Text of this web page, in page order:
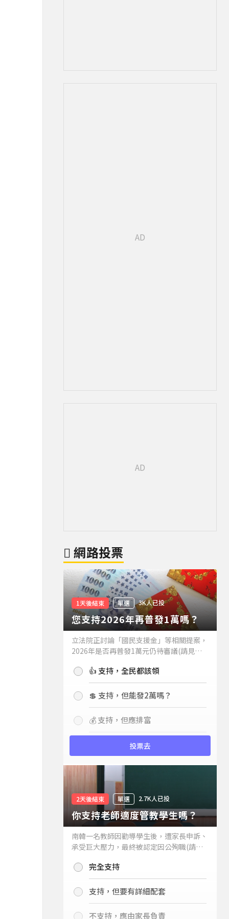
網路投票
1天後結束 單選 3K人已投
您支持2026年再普發1萬嗎？
立法院正討論「國民支援金」等相關提案，
2026年是否再普發1萬元仍待審議(請見下
持嗎？👍 支持，全民都該領
💲 支持，但能發2萬嗎？
💰 支持，但應排富
投票去
2天後結束 單選 2.7K人已投
你支持老師適度管教學生嗎？
南韓一名教師因勸導學生後，遭家長申訴、
承受巨大壓力，最終被認定因公殉職(請見
你支持老師適度管教學生嗎？
完全支持
支持，但要有詳細配套
不支持，應由家長負責